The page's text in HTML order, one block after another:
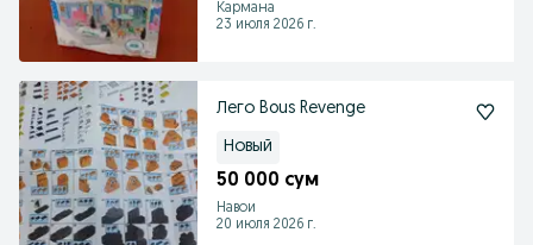
Кармана
23 июля 2026 г.
Лего Bous Revenge
Новый
50 000 сум
Навои
20 июля 2026 г.